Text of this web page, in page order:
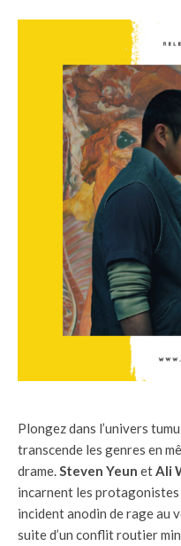
Plongez dans l’univers
transcende les genres en
drame.Steven Yeun etAli
incarnent les protagonistes
incident anodin de rage au
suite d’un conflit routier